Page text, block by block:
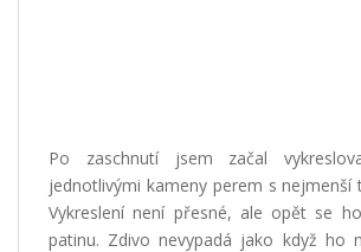
Po zaschnutí jsem začal
jednotlivými kameny perem s nejmenší
Vykreslení není přesné, ale opět se
patinu. Zdivo nevypadá jako když ho